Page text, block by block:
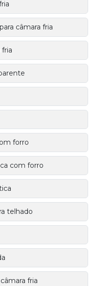
câmara fria
forro
com forro
telhado
fria